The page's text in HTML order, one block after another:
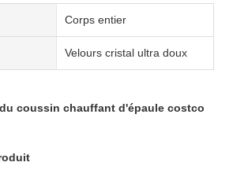
Corps entier
Velours cristal ultra doux
coussin chauffant d'épaule costco